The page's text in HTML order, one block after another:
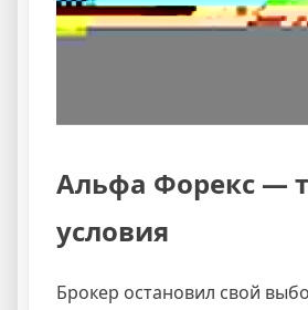
Альфа Форекс —
условия
Брокер остановил свой